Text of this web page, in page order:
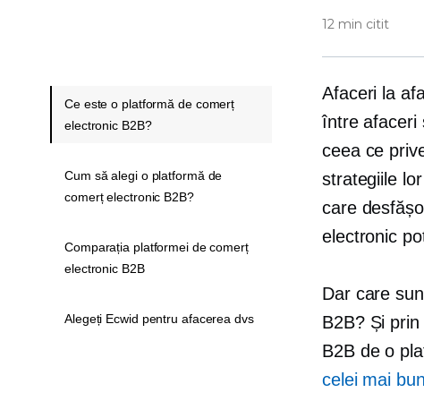
12 min citit
Afaceri la
între afaceri
ceea ce
strategiile
care
electronic
Dar care
B2B? Și
B2B de o
celei mai
Ce este o platformă de comerț
electronic B2B?
Cum să alegi o platformă de
comerț electronic B2B?
Comparația platformei de comerț
electronic B2B
Alegeți Ecwid pentru afacerea dvs